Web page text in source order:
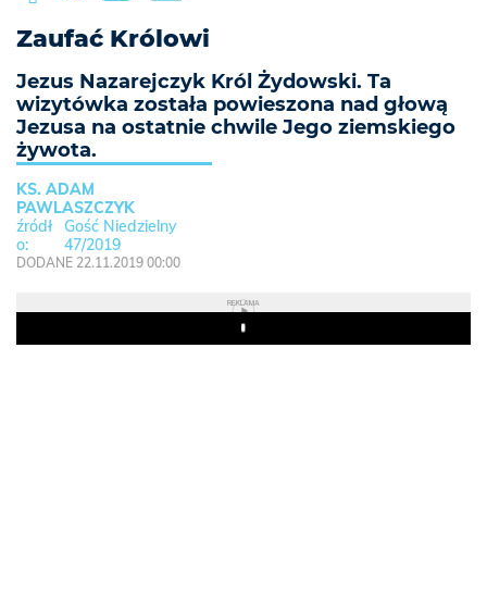
Zaufać Królowi
Jezus Nazarejczyk Król Żydowski. Ta
wizytówka została powieszona nad głową
Jezusa na ostatnie chwile Jego ziemskiego
żywota.
KS. ADAM
PAWLASZCZYK
Gość Niedzielny
47/2019
DODANE 22.11.2019 00:00
REKLAMA
Play